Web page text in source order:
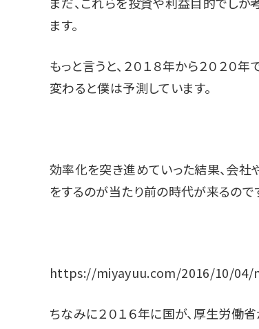
ます。
もっと言うと、２０１８年から２０２０
変わると僕は予測しています。
効率化を突き進めていった結果、会
をするのが当たり前の時代が来るので
https://miyayuu.com/2016/10/04/
ちなみに２０１６年に国が、厚生労働